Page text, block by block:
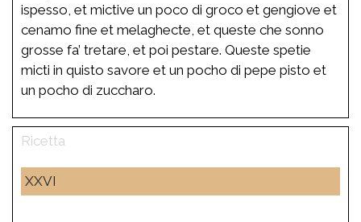
ispesso, et mictive un poco di groco et gengiove et
cenamo fine et melaghecte, et queste che sonno
grosse fa’ tretare, et poi pestare. Queste spetie
micti in quisto savore et un pocho di pepe pisto et
un pocho di zuccharo.
XXVI